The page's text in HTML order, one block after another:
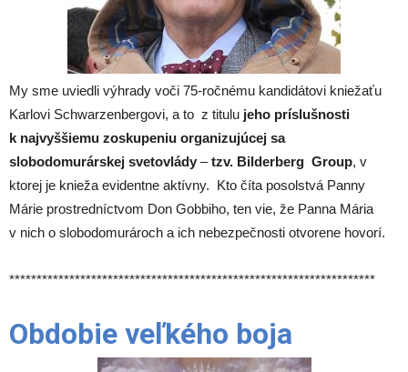
My sme uviedli výhrady voči 75-ročnému kandidátovi kniežaťu
Karlovi Schwarzenbergovi, a to z titulu jeho príslušnosti
k najvyššiemu zoskupeniu organizujúcej sa
slobodomurárskej svetovlády –tzv. Bilderberg Group, v
ktorej je knieža evidentne aktívny. Kto číta posolstvá Panny
Márie prostredníctvom Don Gobbiho, ten vie, že Panna Mária
v nich o slobodomurároch a ich nebezpečnosti otvorene hovorí.
*******************************************************************
Obdobie veľkého boja